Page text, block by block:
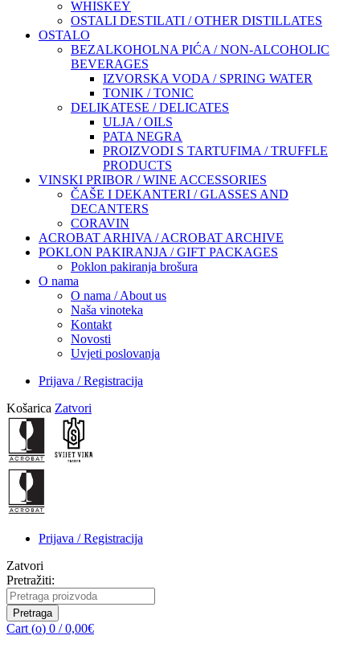
WHISKEY
OSTALI DESTILATI / OTHER DISTILLATES
OSTALO
BEZALKOHOLNA PIĆA / NON-ALCOHOLIC
BEVERAGES
IZVORSKA VODA / SPRING WATER
TONIK / TONIC
DELIKATESE / DELICATES
ULJA / OILS
PATA NEGRA
PROIZVODI S TARTUFIMA / TRUFFLE
PRODUCTS
VINSKI PRIBOR / WINE ACCESSORIES
ČAŠE I DEKANTERI / GLASSES AND
DECANTERS
CORAVIN
ACROBAT ARHIVA / ACROBAT ARCHIVE
POKLON PAKIRANJA / GIFT PACKAGES
Poklon pakiranja brošura
O nama
O nama / About us
Naša vinoteka
Kontakt
Novosti
Uvjeti poslovanja
Prijava / Registracija
Košarica Zatvori
Prijava / Registracija
Zatvori
Pretražiti:
Pretraga
Cart (o) 0 / 0,00€